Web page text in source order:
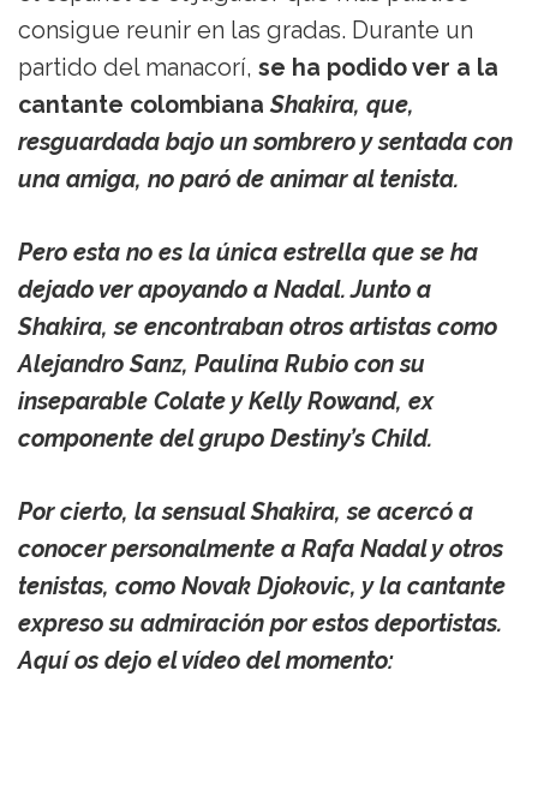
consigue reunir en las gradas. Durante un
partido del manacorí, se ha podido ver a la
cantante colombianaShakira, que,
resguardada bajo un sombrero y sentada con
una amiga, no paró de animar al tenista.
Pero esta no es la única estrella que se ha
dejado ver apoyando a Nadal. Junto a
Shakira, se encontraban otros artistas como
Alejandro Sanz, Paulina Rubio con su
inseparable Colate yKelly Rowand, ex
componente del grupo Destiny’s Child.
Por cierto, la sensualShakira, se acercó a
conocer personalmente a Rafa Nadaly otros
tenistas, como Novak Djokovic, y la cantante
expreso su admiración por estos deportistas.
Aquí os dejo el vídeo del momento: